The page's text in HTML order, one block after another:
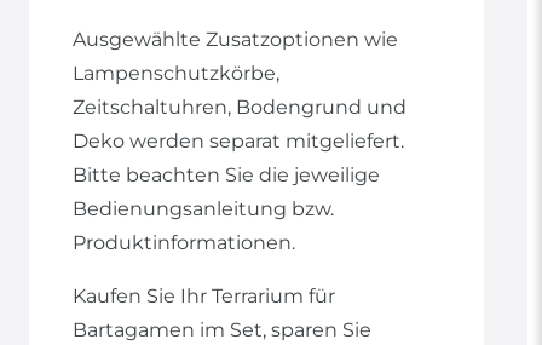
Ausgewählte Zusatzoptionen wie
Lampenschutzkörbe,
Zeitschaltuhren, Bodengrund und
Deko werden separat mitgeliefert.
Bitte beachten Sie die jeweilige
Bedienungsanleitung bzw.
Produktinformationen.
Kaufen Sie Ihr Terrarium für
Bartagamen im Set, sparen Sie